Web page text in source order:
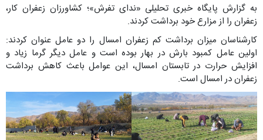
به گزارش پایگاه خبری تحلیلی «ندای تفرش»؛ کشاورزان زعفران کار،
زعفران را از مزارع خود برداشت کردند.
کارشناسان میزان برداشت کم زعفران امسال را دو عامل عنوان کردند:
اولین عامل کمبود بارش در بهار بوده است و عامل دیگر گرما زیاد و
افزایش حرارت در تابستان امسال، این عوامل باعث کاهش برداشت
زعفران در امسال است.